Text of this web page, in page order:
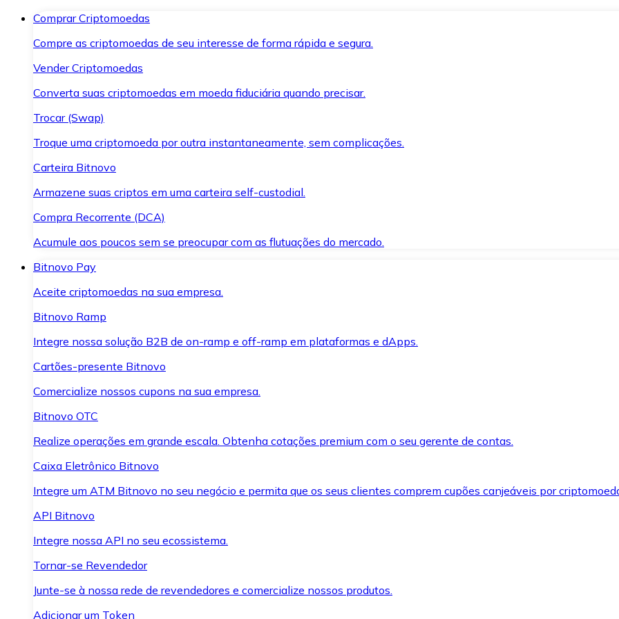
Comprar Criptomoedas
Compre as criptomoedas de seu interesse de forma rápida e segura.
Vender Criptomoedas
Converta suas criptomoedas em moeda fiduciária quando precisar.
Trocar (Swap)
Troque uma criptomoeda por outra instantaneamente, sem complicações.
Carteira Bitnovo
Armazene suas criptos em uma carteira self-custodial.
Compra Recorrente (DCA)
Acumule aos poucos sem se preocupar com as flutuações do mercado.
Bitnovo Pay
Aceite criptomoedas na sua empresa.
Bitnovo Ramp
Integre nossa solução B2B de on-ramp e off-ramp em plataformas e dApps.
Cartões-presente Bitnovo
Comercialize nossos cupons na sua empresa.
Bitnovo OTC
Realize operações em grande escala. Obtenha cotações premium com o seu gerente de contas.
Caixa Eletrônico Bitnovo
Integre um ATM Bitnovo no seu negócio e permita que os seus clientes comprem cupões canjeáveis por
API Bitnovo
Integre nossa API no seu ecossistema.
Tornar-se Revendedor
Junte-se à nossa rede de revendedores e comercialize nossos produtos.
Adicionar um Token